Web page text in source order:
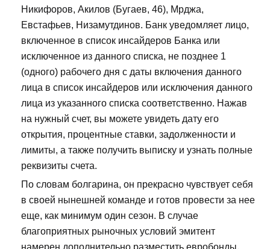
Никифоров, Акилов (Бугаев, 46), Мрджа,
Евстафьев, Низамутдинов. Банк уведомляет лицо,
включенное в список инсайдеров Банка или
исключенное из данного списка, не позднее 1
(одного) рабочего дня с даты включения данного
лица в список инсайдеров или исключения данного
лица из указанного списка соответственно. Нажав
на нужный счет, вы можете увидеть дату его
открытия, процентные ставки, задолженности и
лимиты, а также получить выписку и узнать полные
реквизиты счета.
По словам болгарина, он прекрасно чувствует себя
в своей нынешней команде и готов провести за нее
еще, как минимум один сезон. В случае
благоприятных рыночных условий эмитент
намерен дополнительно разместить евробонды,